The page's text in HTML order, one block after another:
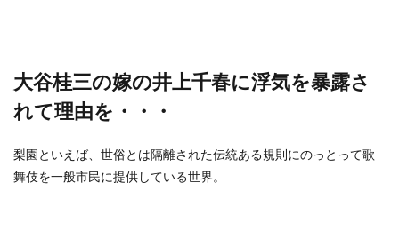
大谷桂三の嫁の井上千春に浮気を暴露さ
れて理由を・・・
梨園といえば、世俗とは隔離された伝統ある規則にのっとって歌
舞伎を一般市民に提供している世界。